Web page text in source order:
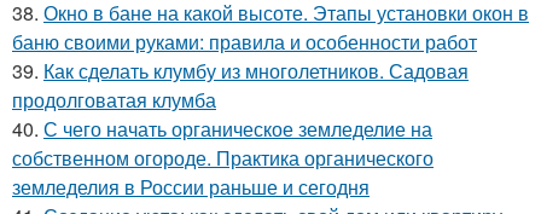
38. Окно в бане на какой высоте. Этапы установки окон в
баню своими руками: правила и особенности работ
39. Как сделать клумбу из многолетников. Садовая
продолговатая клумба
40. С чего начать органическое земледелие на
собственном огороде. Практика органического
земледелия в России раньше и сегодня